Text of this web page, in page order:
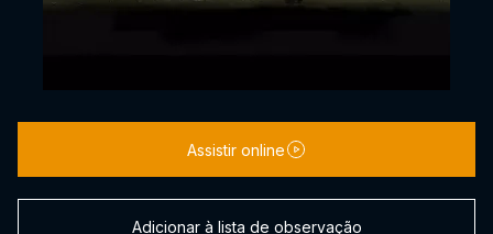
Assistir online
Adicionar à lista de observação